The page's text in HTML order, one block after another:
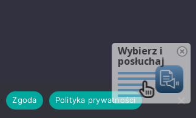
Zgoda Polityka prywatności
Wybierz i
posłuchaj